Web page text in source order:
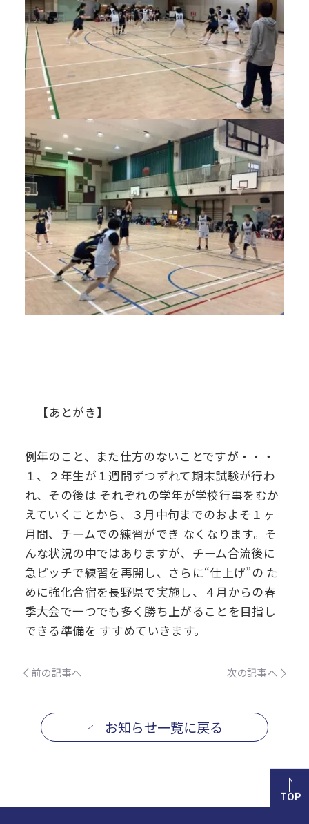
【あとがき】
例年のこと、また仕方のないことですが・・・
１、２年生が１週間ずつずれて期末試験が行わ
れ、その後は それぞれの学年が学校行事をむか
えていくことから、３月中旬までのおよそ１ヶ
月間、チームでの練習ができ なくなります。そ
んな状況の中ではありますが、チーム合流後に
急ピッチで練習を再開し、さらに“仕上げ”の た
めに強化合宿を長野県で実施し、４月からの春
季大会で一つでも多く勝ち上がることを目指し
できる準備を すすめていきます。
前の記事へ 次の記事へ
お知らせ一覧に戻る
TOP